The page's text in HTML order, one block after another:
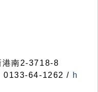
南2-3718-8
0133-64-1262 / h